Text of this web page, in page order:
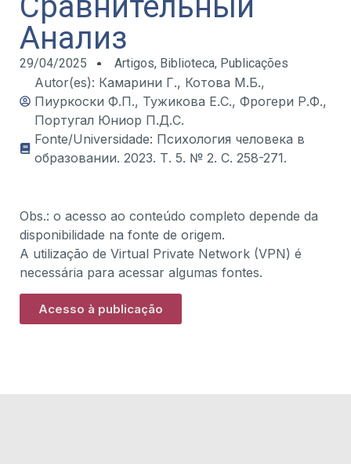
Анализ
29/04/2025 Artigos, Biblioteca, Publicações
Autor(es): Камарини Г., Котова М.Б.,
Пиуркоски Ф.П., Тужикова Е.С., Фрогери Р.Ф.,
Португал Юниор П.Д.С.
Fonte/Universidade: Психология человека в
образовании. 2023. Т. 5. № 2. С. 258-271.
Obs.: o acesso ao conteúdo completo depende da
disponibilidade na fonte de origem.
A utilização de Virtual Private Network (VPN) é
necessária para acessar algumas fontes.
Acesso à publicação